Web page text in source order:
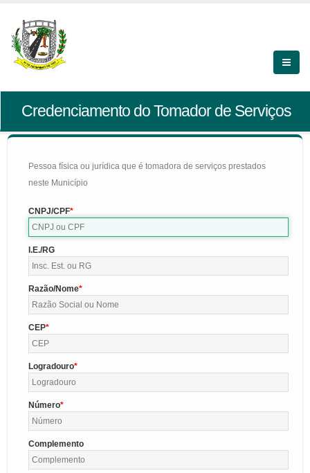
Credenciamento do Tomador de Serviços
Pessoa física ou jurídica que é tomadora de serviços prestados
neste Município
CNPJ/CPF
I.E./RG
Razão/Nome
CEP
Logradouro
Número
Complemento